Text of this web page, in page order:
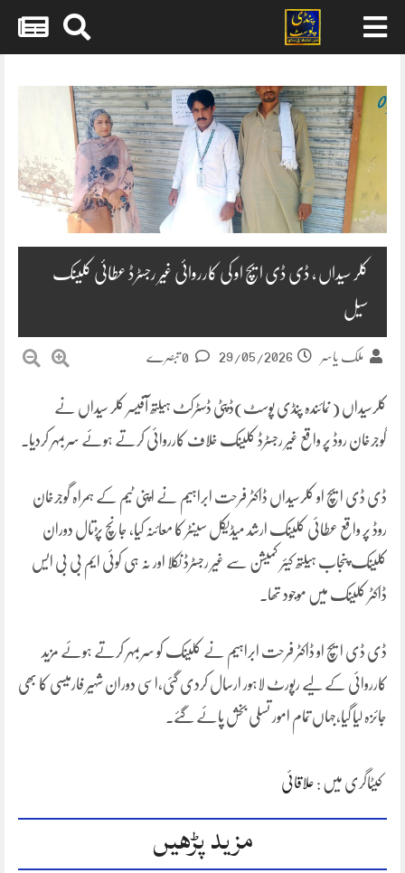
content
کلر سیداں ، ڈی ڈی ایچ او کی کارروائی غیر رجسٹرڈ عطائی کلینک
سیل
ملک یاسر 29/05/2026
کلرسیداں ( نمائندہ پنڈی پوسٹ)ڈپٹی ڈسٹرکٹ ہیلتھ آفیسر کلر سیداں نے
گوجرخان روڈ پر واقع غیر رجسٹرڈ کلینک خلاف کارروائی کرتے ہوئے سربمہر کردیا۔
ڈی ڈی ایچ او کلرسیداں ڈاکٹر فرحت ابراہیم نے اپنی ٹیم کے ہمراہ گوجرخان
روڈ پر واقع عطائی کلینک ارشد میڈیکل سینٹر کا معائنہ کیا، جانچ پڑتال دوران
کلینک پنجاب ہیلتھ کیئر کمیشن سے غیر رجسٹرڈ نکلا اور نہ ہی کوئی ایم بی بی ایس
ڈاکٹر کلینک میں موجود تھا۔
ڈی ڈی ایچ او ڈاکٹر فرحت ابراہیم نے کلینک کو سربمہر کرتے ہوئے مزید
کارروائی کے لیے رپورٹ لاہور ارسال کردی گئی،اسی دوران شہیر فارمیسی کا بھی
جائزہ لیا گیا،جہاں تمام امور تسلی بخش پائے گئے۔
کیٹاگری میں : علاقائی
مزید پڑھیں